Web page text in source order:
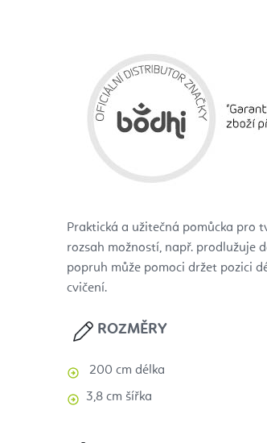
Praktická a užitečná pomůcka pro
rozsah možností, např. prodlužuje
popruh může pomoci držet pozici
cvičení.
ROZMĚRY
200 cm délka
3,8 cm šířka